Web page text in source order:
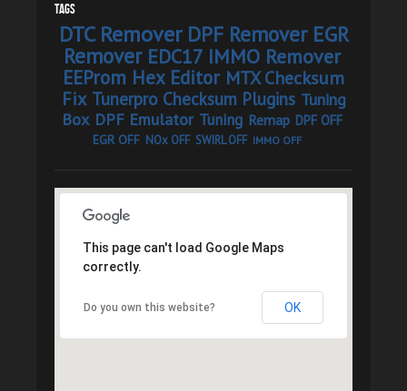
Tags
DTC Remover DPF Remover EGR
Remover EDC17 IMMO Remover
EEProm Hex Editor MTX Checksum
Fix Tunerpro Checksum Plugins Tuning
Box DPF Emulator Tuning Remap DPF OFF
EGR OFF NOx OFF SWIRL OFF IMMO OFF
This page can't load Google Maps
correctly.
Do you own this website? OK